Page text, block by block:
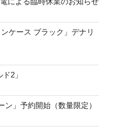
ケース ブラック」デナリ
2」
」予約開始（数量限定）